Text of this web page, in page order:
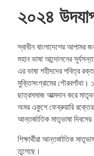
২০২৪
স্বাধীন বাংলাদেশের আপামর
মহান ভাষা আন্দোলনের
এর ভাষা শহীদদের পবিত্র
মুক্তিসংগ্রামের গৌরবগাঁথা।
ছাত্রসমাজ আত্মদান করে
অমর একুশে ফেব্রুয়ারি রক্তের
আন্তর্জাতিক মাতৃভাষা
শিক্ষার্থীরা আন্তর্জাতিক
তুলেছে।